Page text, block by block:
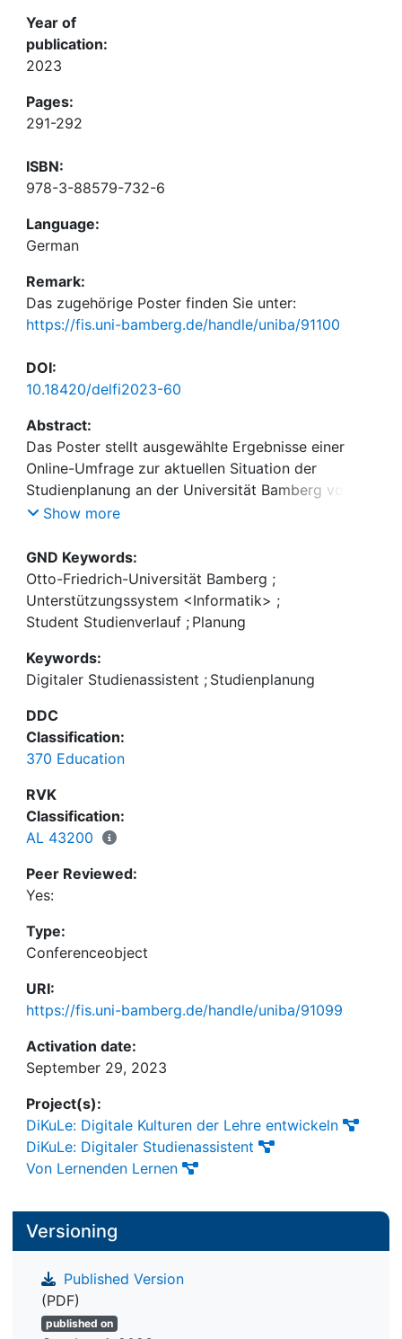
Year of
publication:
2023
Pages:
291-292
ISBN:
978-3-88579-732-6
Language:
German
Remark:
Das zugehörige Poster finden Sie unter:
https://fis.uni-bamberg.de/handle/uniba/91100
DOI:
10.18420/delfi2023-60
Abstract:
Das Poster stellt ausgewählte Ergebnisse einer
Online-Umfrage zur aktuellen Situation der
Studienplanung an der Universität Bamberg vor.
Dabei werden Herausforderungen für Studierende
und Grenzen zur Adressierung dieser Faktoren
durch einen Studienplanungsassistenten
vorgestellt.
Show more
GND Keywords:
Otto-Friedrich-Universität Bamberg ;
Unterstützungssystem <Informatik> ;
Student Studienverlauf ; Planung
Keywords:
Digitaler Studienassistent ; Studienplanung
DDC
Classification:
370 Education
RVK
Classification:
AL 43200
Peer Reviewed:
Yes:
Type:
Conferenceobject
URI:
https://fis.uni-bamberg.de/handle/uniba/91099
Activation date:
September 29, 2023
Project(s):
DiKuLe: Digitale Kulturen der Lehre entwickeln
DiKuLe: Digitaler Studienassistent
Von Lernenden Lernen
Versioning
Published Version
(PDF)
published on